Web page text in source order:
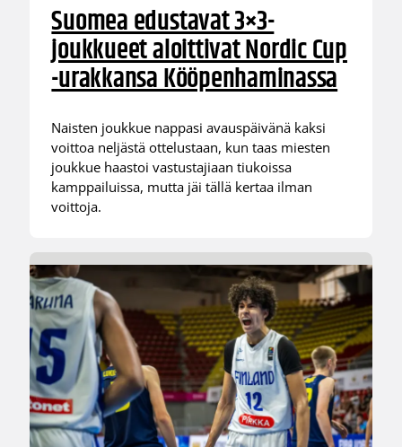
Suomea edustavat 3×3-
joukkueet aloittivat Nordic Cup
-urakkansa Kööpenhaminassa
Naisten joukkue nappasi avauspäivänä kaksi
voittoa neljästä ottelustaan, kun taas miesten
joukkue haastoi vastustajiaan tiukoissa
kamppailuissa, mutta jäi tällä kertaa ilman
voittoja.